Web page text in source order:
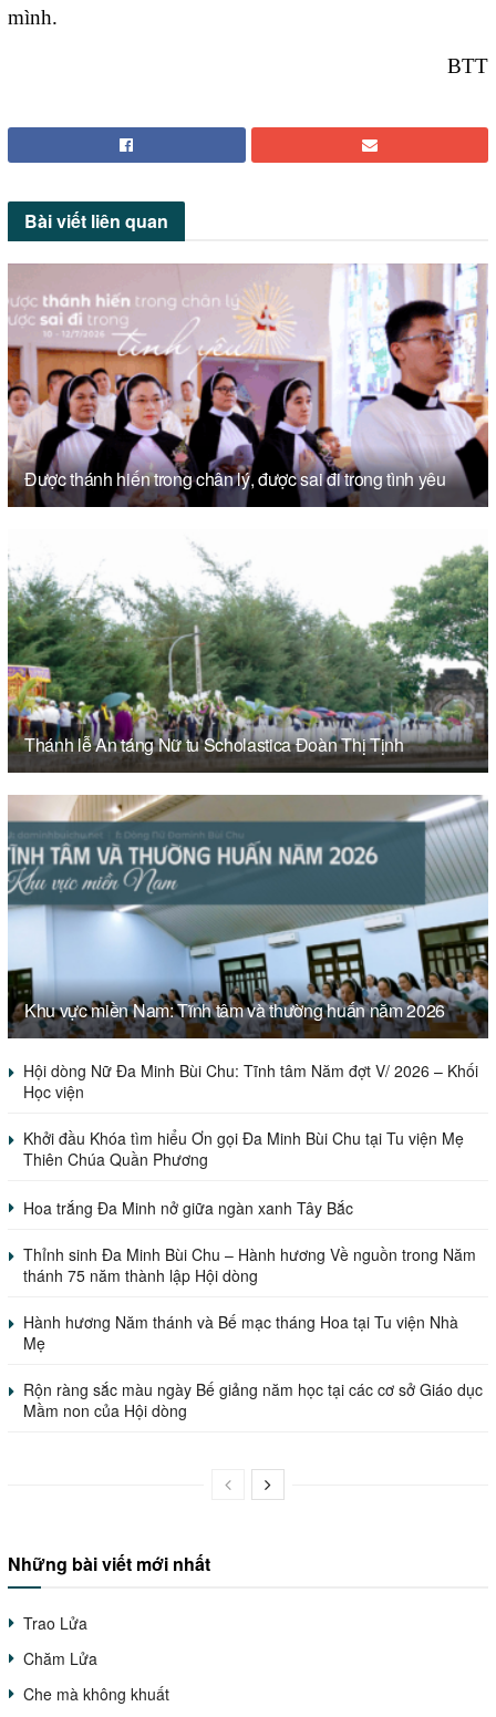
mình.
BTT
Bài viết liên quan
Được thánh hiến trong chân lý, được sai đi trong tình yêu
Thánh lễ An táng Nữ tu Scholastica Đoàn Thị Tịnh
Khu vực miền Nam: Tĩnh tâm và thường huấn năm 2026
Hội dòng Nữ Đa Minh Bùi Chu: Tĩnh tâm Năm đợt V/ 2026 – Khối
Học viện
Khởi đầu Khóa tìm hiểu Ơn gọi Đa Minh Bùi Chu tại Tu viện Mẹ
Thiên Chúa Quần Phương
Hoa trắng Đa Minh nở giữa ngàn xanh Tây Bắc
Thỉnh sinh Đa Minh Bùi Chu – Hành hương Về nguồn trong Năm
thánh 75 năm thành lập Hội dòng
Hành hương Năm thánh và Bế mạc tháng Hoa tại Tu viện Nhà
Mẹ
Rộn ràng sắc màu ngày Bế giảng năm học tại các cơ sở Giáo dục
Mầm non của Hội dòng
Những bài viết mới nhất
Trao Lửa
Chăm Lửa
Che mà không khuất